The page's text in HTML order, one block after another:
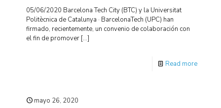
05/06/2020 Barcelona Tech City (BTC) y la Universitat
Politècnica de Catalunya · BarcelonaTech (UPC) han
firmado, recientemente, un convenio de colaboración con
el fin de promover […]
Read more
mayo 26, 2020